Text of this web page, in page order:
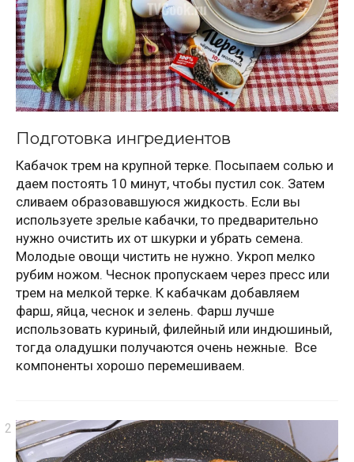
Подготовка ингредиентов
Кабачок трем на крупной терке. Посыпаем солью и
даем постоять 10 минут, чтобы пустил сок. Затем
сливаем образовавшуюся жидкость. Если вы
используете зрелые кабачки, то предварительно
нужно очистить их от шкурки и убрать семена.
Молодые овощи чистить не нужно. Укроп мелко
рубим ножом. Чеснок пропускаем через пресс или
трем на мелкой терке. К кабачкам добавляем
фарш, яйца, чеснок и зелень. Фарш лучше
использовать куриный, филейный или индюшиный,
тогда оладушки получаются очень нежные. Все
компоненты хорошо перемешиваем.